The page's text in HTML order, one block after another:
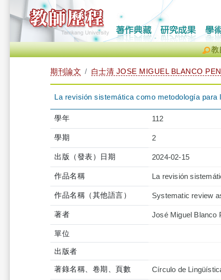
教
期刊論文 白士清 JOSE MIGUEL BLANCO
La revisión sistemática como metodología para
學年 112
學期 2
出版（發表）日期 2024-02-15
作品名稱 La revisión
作品名稱（其他語言） Systematic review
著者 José Miguel Blanco
單位
出版者
著錄名稱、卷期、頁數 Círculo de